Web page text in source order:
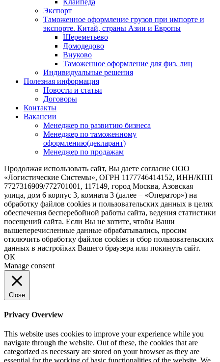
Экспорт
Таможенное оформление грузов при импорте и
экспорте. Китай, страны Азии и Европы
Шереметьево
Домодедово
Внуково
Таможенное оформление для физ. лиц
Индивидуальные решения
Полезная информация
Новости и статьи
Договоры
Контакты
Вакансии
Менеджер по развитию бизнеса
Менеджер по таможенному
оформлению(декларант)
Менеджер по продажам
Продолжая использовать сайт, Вы даете согласие ООО
«Логистические Системы», ОГРН 1177746414152, ИНН/КПП
7727316909/772701001, 117149, город Москва, Азовская
улица, дом 6 корпус 3, комната 3 (далее – «Оператор») на
обработку файлов cookies и пользовательских данных в целях
обеспечения бесперебойной работы сайта, ведения статистики
посещений сайта. Если Вы не хотите, чтобы Ваши
вышеперечисленные данные обрабатывались, просим
отключить обработку файлов cookies и сбор пользовательских
данных в настройках Вашего браузера или покинуть сайт.
ОК
Manage consent
Close
Privacy Overview
This website uses cookies to improve your experience while you
navigate through the website. Out of these, the cookies that are
categorized as necessary are stored on your browser as they are